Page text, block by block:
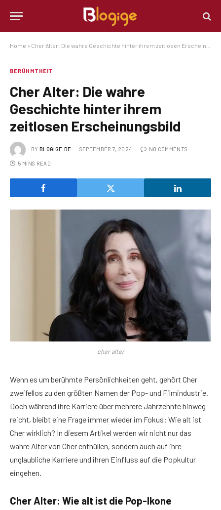
Home » Cher Alter: Die wahre Geschichte hinter ihrem zeitlosen Erscheinungsbild
BERÜHMTHEIT
Cher Alter: Die wahre
Geschichte hinter ihrem
zeitlosen Erscheinungsbild
BY BLOGIGE.DE SEPTEMBER 7, 2024 NO COMMENTS
5 MINS READ
cher alter
Wenn es um berühmte Persönlichkeiten geht, gehört Cher
zweifellos zu den größten Namen der Pop- und Filmindustrie.
Doch während ihre Karriere über mehrere Jahrzehnte hinweg
reicht, bleibt eine Frage immer wieder im Fokus: Wie alt ist
Cher wirklich? In diesem Artikel werden wir nicht nur das
wahre Alter von Cher enthüllen, sondern auch auf ihre
unglaubliche Karriere und ihren Einfluss auf die Popkultur
eingehen.
Cher Alter: Wie alt ist die Pop-Ikone